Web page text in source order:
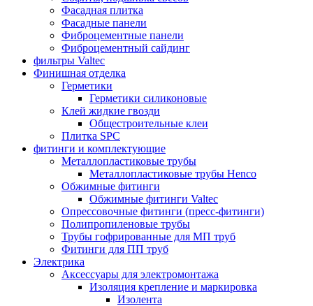
Фасадная плитка
Фасадные панели
Фиброцементные панели
Фиброцементный сайдинг
фильтры Valtec
Финишная отделка
Герметики
Герметики силиконовые
Клей жидкие гвозди
Общестроительные клеи
Плитка SPC
фитинги и комплектующие
Металлопластиковые трубы
Металлопластиковые трубы Henco
Обжимные фитинги
Обжимные фитинги Valtec
Опрессовочные фитинги (пресс-фитинги)
Полипропиленовые трубы
Трубы гофрированные для МП труб
Фитинги для ПП труб
Электрика
Аксессуары для электромонтажа
Изоляция крепление и маркировка
Изолента